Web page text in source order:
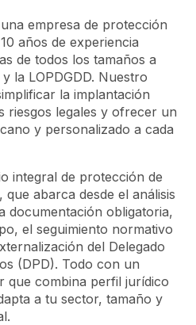
empresa de protección
años de experiencia
de todos los tamaños a
la LOPDGDD. Nuestro
la implantación
riesgos legales y ofrecer un
y personalizado a cada
integral de protección de
abarca desde el análisis
documentación obligatoria,
el seguimiento normativo
del Delegado
(DPD). Todo con un
que combina perfil jurídico
a tu sector, tamaño y